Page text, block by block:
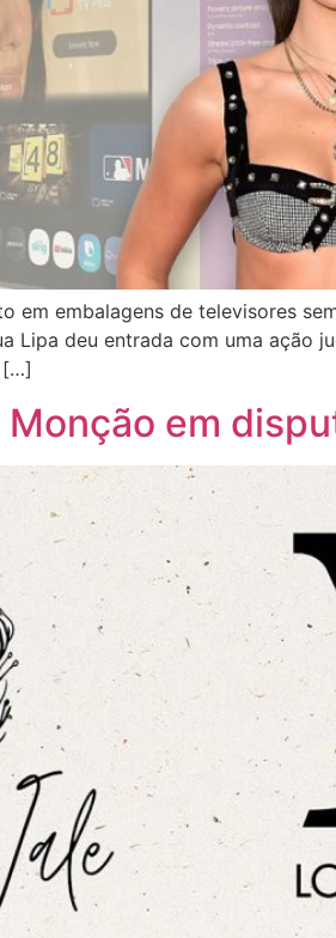
embalagens de televisores
deu entrada com uma ação
[…]
em